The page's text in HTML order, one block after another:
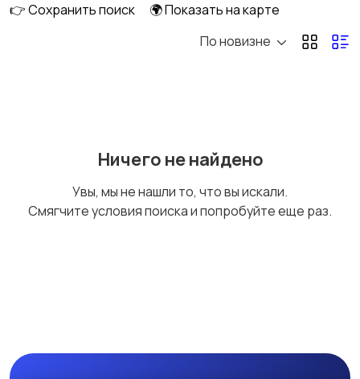
водоснабжение
ы
👉 Сохранить поиск
🌍 Показать на карте
По новизне
Ничего не найдено
Увы, мы не нашли то, что вы искали.
Смягчите условия поиска и попробуйте еще раз.